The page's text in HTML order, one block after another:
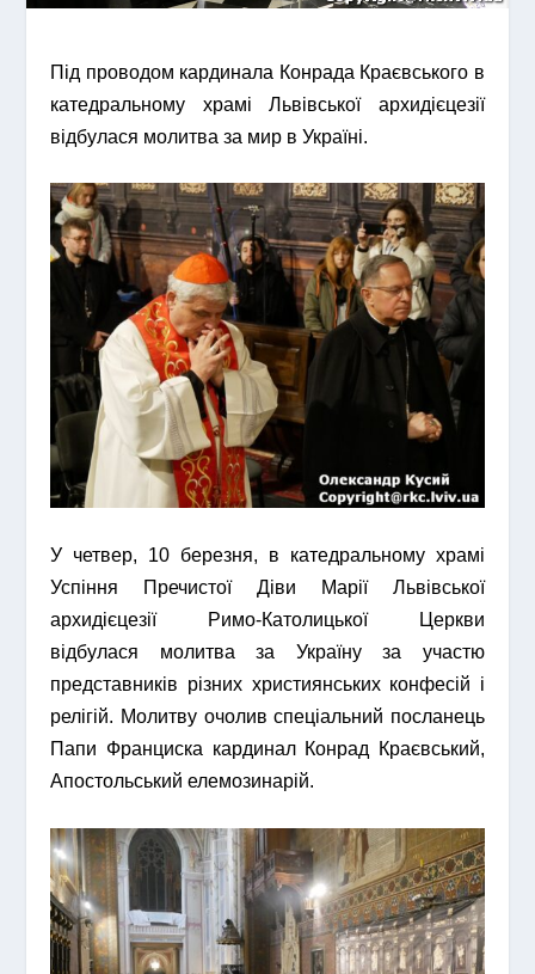
Під проводом кардинала Конрада Краєвського в
катедральному храмі Львівської архидієцезії
відбулася молитва за мир в Україні.
У четвер, 10 березня, в катедральному храмі
Успіння Пречистої Діви Марії Львівської
архидієцезії Римо-Католицької Церкви
відбулася молитва за Україну за участю
представників різних християнських конфесій і
релігій. Молитву очолив спеціальний посланець
Папи Франциска кардинал Конрад Краєвський,
Апостольський елемозинарій.